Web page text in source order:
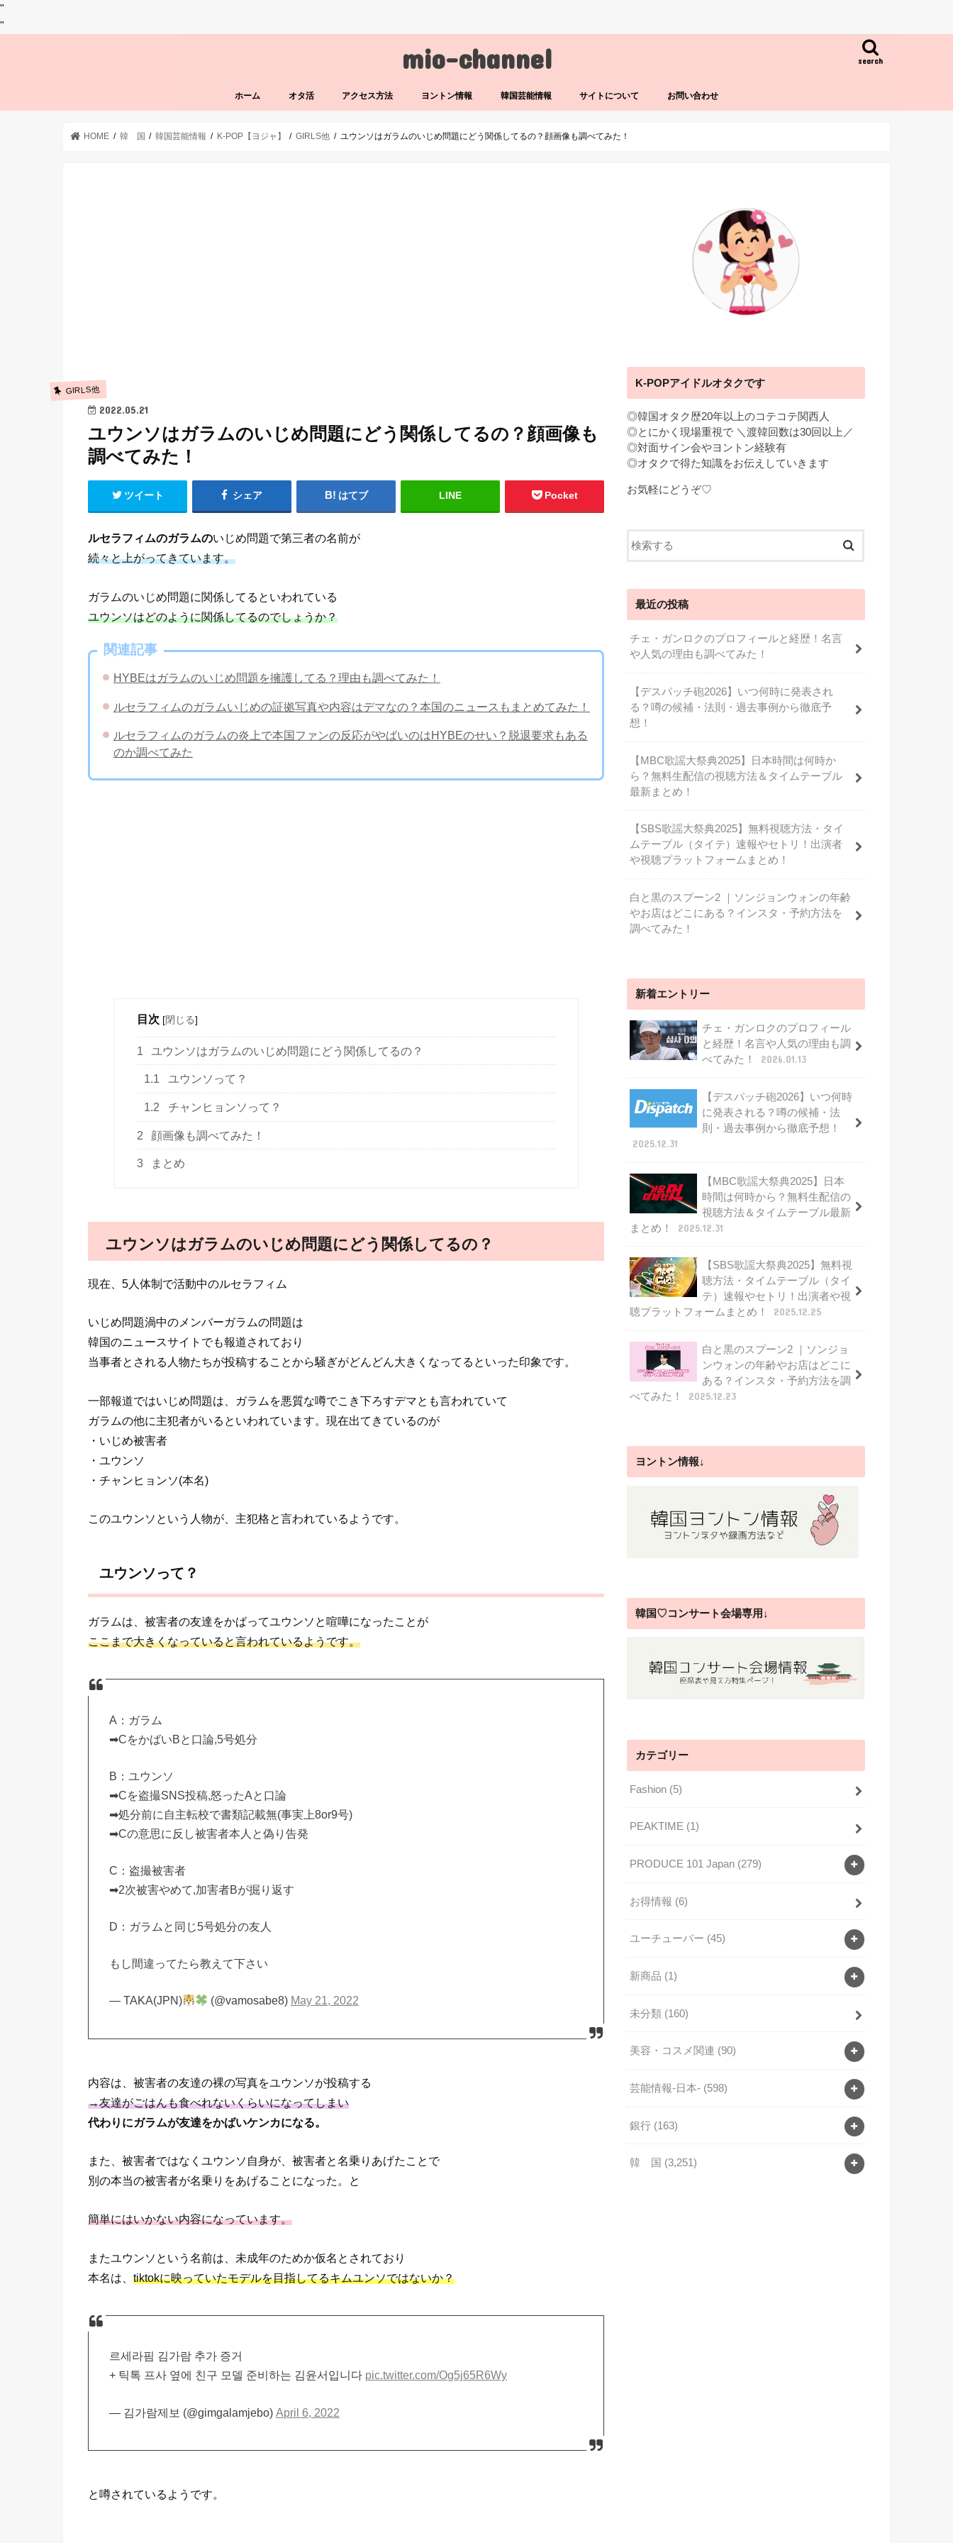
"
"
mio-channel search
ホーム オタ活 アクセス方法 ヨントン情報 韓国芸能情報 サイトについて お問い合わせ
HOME 韓 国 韓国芸能情報 K-POP【ヨジャ】 GIRLS他 ユウンソはガラムのいじめ問題にどう関係してるの？顔画像も調べてみた！
GIRLS他
2022.05.21
ユウンソはガラムのいじめ問題にどう関係してるの？顔画像も
調べてみた！
ツイート シェア はてブ LINE Pocket
ルセラフィムのガラムのいじめ問題で第三者の名前が
続々と上がってきています。
ガラムのいじめ問題に関係してるといわれている
ユウンソはどのように関係してるのでしょうか？
関連記事
HYBEはガラムのいじめ問題を擁護してる？理由も調べてみた！
ルセラフィムのガラムいじめの証拠写真や内容はデマなの？本国のニュースもまとめてみた！
ルセラフィムのガラムの炎上で本国ファンの反応がやばいのはHYBEのせい？脱退要求もある
のか調べてみた
目次 [閉じる]
1 ユウンソはガラムのいじめ問題にどう関係してるの？
1.1 ユウンソって？
1.2 チャンヒョンソって？
2 顔画像も調べてみた！
3 まとめ
ユウンソはガラムのいじめ問題にどう関係してるの？
現在、5人体制で活動中のルセラフィム
いじめ問題渦中のメンバーガラムの問題は
韓国のニュースサイトでも報道されており
当事者とされる人物たちが投稿することから騒ぎがどんどん大きくなってるといった印象です。
一部報道ではいじめ問題は、ガラムを悪質な噂でこき下ろすデマとも言われていて
ガラムの他に主犯者がいるといわれています。現在出てきているのが
・いじめ被害者
・ユウンソ
・チャンヒョンソ(本名)
このユウンソという人物が、主犯格と言われているようです。
ユウンソって？
ガラムは、被害者の友達をかばってユウンソと喧嘩になったことが
ここまで大きくなっていると言われているようです。
A：ガラム
➡︎CをかばいBと口論,5号処分
B：ユウンソ
➡︎Cを盗撮SNS投稿,怒ったAと口論
➡︎処分前に自主転校で書類記載無(事実上8or9号)
➡︎Cの意思に反し被害者本人と偽り告発
C：盗撮被害者
➡︎2次被害やめて,加害者Bが掘り返す
D：ガラムと同じ5号処分の友人
もし間違ってたら教えて下さい
— TAKA(JPN) (@vamosabe8) May 21, 2022
内容は、被害者の友達の裸の写真をユウンソが投稿する
→友達がごはんも食べれないくらいになってしまい
代わりにガラムが友達をかばいケンカになる。
また、被害者ではなくユウンソ自身が、被害者と名乗りあげたことで
別の本当の被害者が名乗りをあげることになった。と
簡単にはいかない内容になっています。
またユウンソという名前は、未成年のためか仮名とされており
本名は、 tiktokに映っていたモデルを目指してるキムユンソではないか？
르세라핌 김가람 추가 증거
+ 틱톡 프사 옆에 친구 모델 준비하는 김윤서입니다 pic.twitter.com/Og5j65R6Wy
— 김가람제보 (@gimgalamjebo)April 6, 2022
と噂されているようです。
K-POPアイドルオタクです
◎韓国オタク歴20年以上のコテコテ関西人
◎とにかく現場重視で ＼渡韓回数は30回以上／
◎対面サイン会やヨントン経験有
◎オタクで得た知識をお伝えしていきます
お気軽にどうぞ♡
最近の投稿
チェ・ガンロクのプロフィールと経歴！名言
や人気の理由も調べてみた！
【デスパッチ砲2026】いつ何時に発表され
る？噂の候補・法則・過去事例から徹底予
想！
【MBC歌謡大祭典2025】日本時間は何時か
ら？無料生配信の視聴方法＆タイムテーブル
最新まとめ！
【SBS歌謡大祭典2025】無料視聴方法・タイ
ムテーブル（タイテ）速報やセトリ！出演者
や視聴プラットフォームまとめ！
白と黒のスプーン2 ｜ソンジョンウォンの年齢
やお店はどこにある？インスタ・予約方法を
調べてみた！
新着エントリー
チェ・ガンロクのプロフィール
と経歴！名言や人気の理由も調
べてみた！
2026.01.13
【デスパッチ砲2026】いつ何時
に発表される？噂の候補・法
則・過去事例から徹底予想！
2025.12.31
【MBC歌謡大祭典2025】日本
時間は何時から？無料生配信の
視聴方法＆タイムテーブル最新
まとめ！
2025.12.31
【SBS歌謡大祭典2025】無料視
聴方法・タイムテーブル（タイ
テ）速報やセトリ！出演者や視
聴プラットフォームまとめ！
2025.12.25
白と黒のスプーン2 ｜ソンジョ
ンウォンの年齢やお店はどこに
ある？インスタ・予約方法を調
べてみた！
2025.12.23
ヨントン情報↓
韓国♡コンサート会場専用↓
カテゴリー
Fashion (5)
PEAKTIME (1)
PRODUCE 101 Japan (279)
お得情報 (6)
ユーチューバー (45)
新商品 (1)
未分類 (160)
美容・コスメ関連 (90)
芸能情報-日本- (598)
銀行 (163)
韓 国 (3,251)